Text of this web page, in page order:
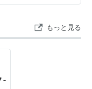
産終了になっちゃ
ります。 これがな
もっと見る
-